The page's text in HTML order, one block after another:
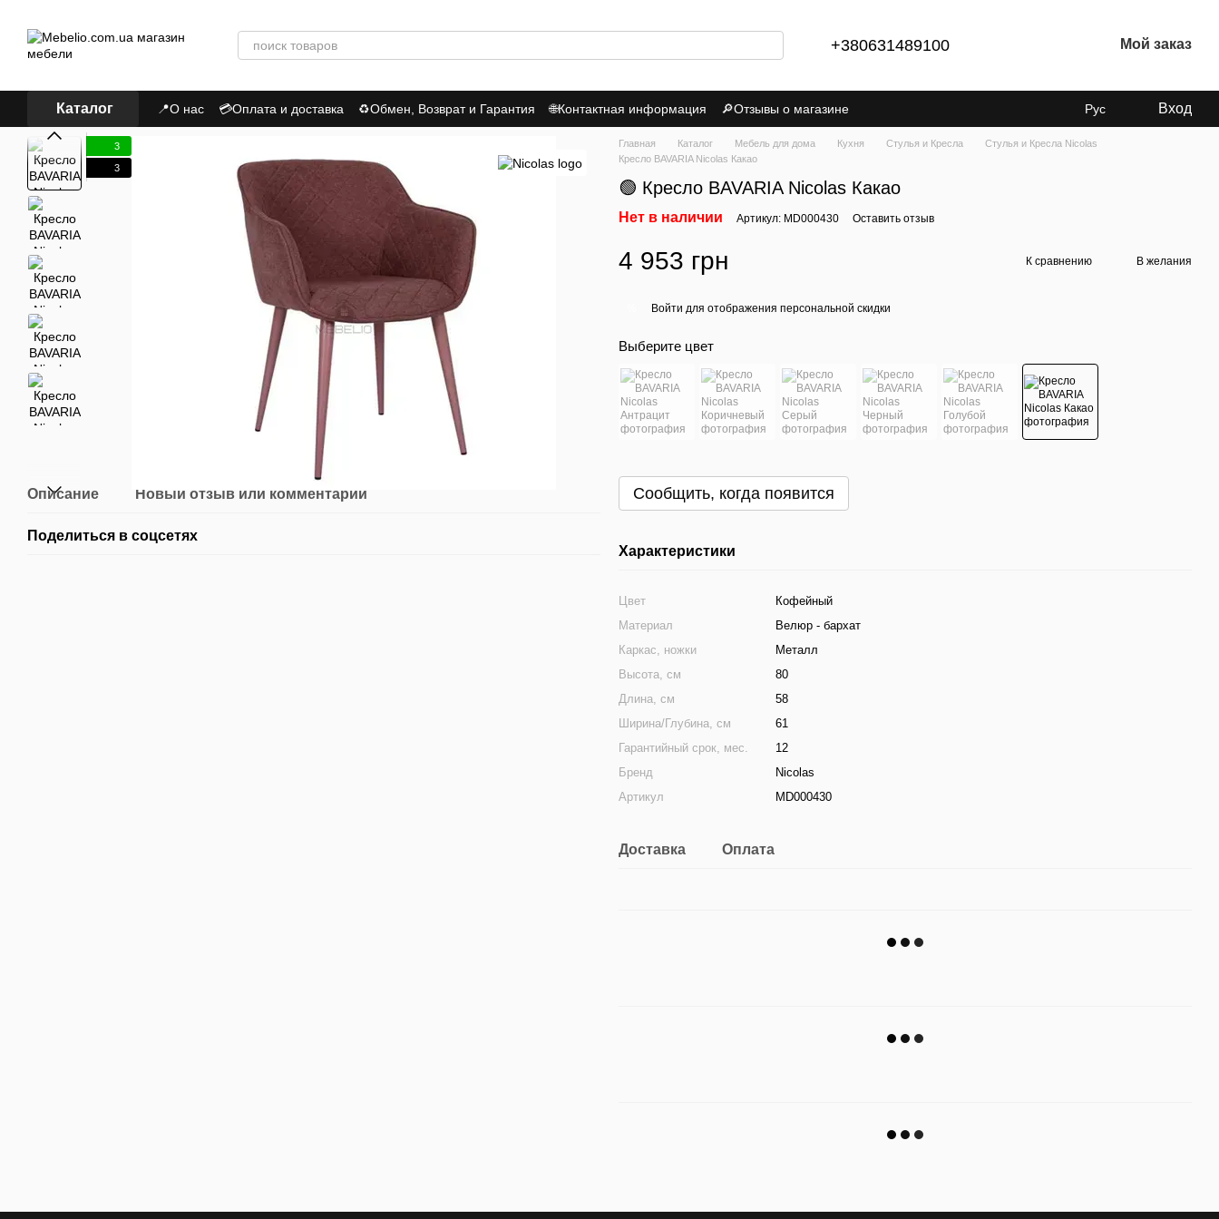
+380631489100 Мой заказ
Каталог 📍О нас 💳Оплата и доставка ♻Обмен, Возврат и Гарантия 🌐Контактная информация
🔎Отзывы о магазине
📃Пользовательское соглашение
Политика Конфиденциальности
Рус Вход
3
3
Описание Новый отзыв или комментарий
Поделиться в соцсетях
Главная Каталог Мебель для дома Кухня Стулья и Кресла
Стулья и Кресла Nicolas
Кресло BAVARIA Nicolas Какао
🟢 Кресло BAVARIA Nicolas Какао
Нет в наличии Артикул: MD000430 Оставить отзыв
4 953 грн К сравнению В желания
Войти для отображения персональной скидки
Выберите цвет
Сообщить, когда появится
Характеристики
Цвет
Кофейный
Материал
Велюр - бархат
Каркас, ножки
Металл
Высота, см
80
Длина, см
58
Ширина/Глубина, см
61
Гарантийный срок, мес.
12
Бренд
Nicolas
Артикул
MD000430
Доставка Оплата